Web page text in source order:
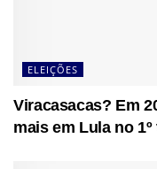
ELEIÇÕES
Viracasacas? Em
mais em Lula no